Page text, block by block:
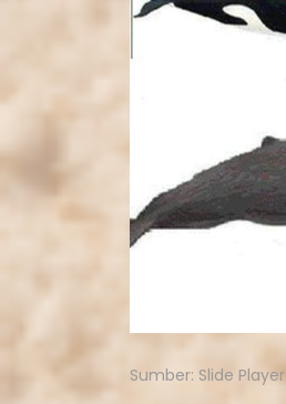
Sumber: Slide Player